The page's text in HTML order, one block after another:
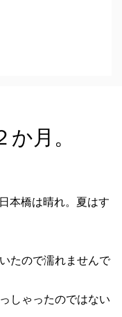
月。
本橋は晴れ。夏はす
たので濡れませんで
しゃったのではない